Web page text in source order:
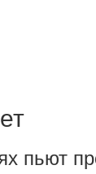
пьют